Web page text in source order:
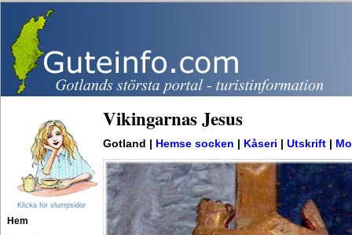
Klicka för slumpsidor
Hem
Vikingarnas Jesus
Gotland | Hemse socken Kåseri Utskrift